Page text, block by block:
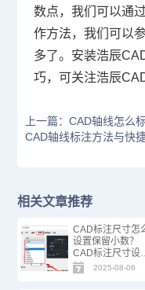
数点，我们可以通
作方法，我们可以
多了。安装浩辰
巧，可关注浩辰
上一篇：CAD轴线怎么
CAD轴线标注方法与快
相关文章推荐
CAD标注尺寸怎
设置保留小数？
CAD标注尺寸设
技巧
2025-08-06